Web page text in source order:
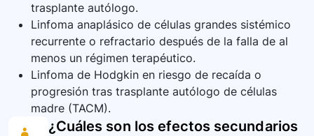
trasplante autólogo.
Linfoma anaplásico de células grandes sistémico
recurrente o refractario después de la falla de al
menos un régimen terapéutico.
Linfoma de Hodgkin en riesgo de recaída o
progresión tras trasplante autólogo de células
madre (TACM).
¿Cuáles son los efectos secundarios